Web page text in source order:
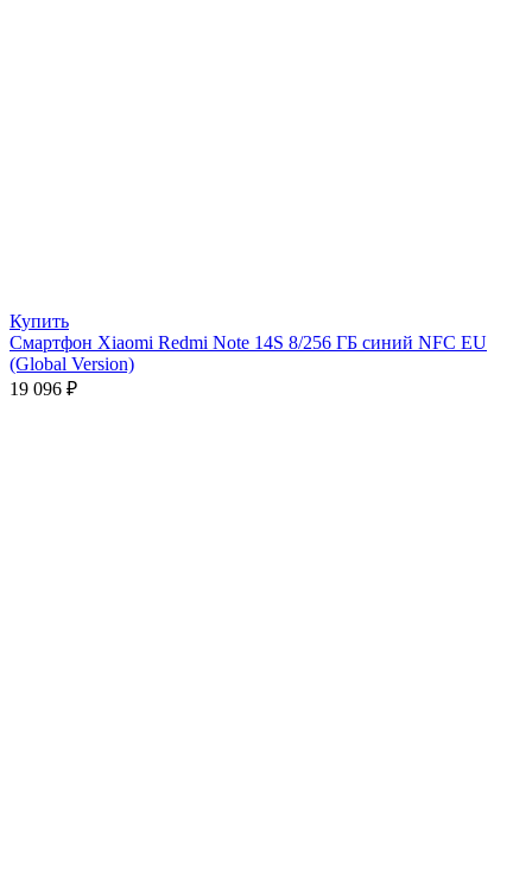
Купить
Смартфон Xiaomi Redmi Note 14S 8/256 ГБ синий NFC EU
(Global Version)
19 096 ₽